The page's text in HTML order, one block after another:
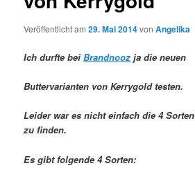
Veröffentlicht am29. Mai 2014vonAngelika
Ich durfte beiBrandnooz ja die neuen
Buttervarianten von Kerrygold testen.
Leider war es nicht einfach die 4
zu finden.
Es gibt folgende 4 Sorten: